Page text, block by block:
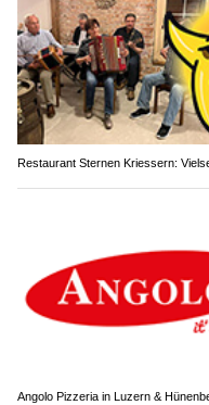
Restaurant Sternen Kriessern:
Angolo Pizzeria in Luzern &